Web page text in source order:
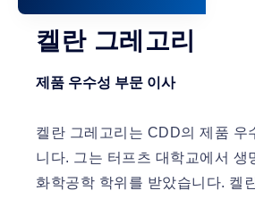
켈란 그레고리
제품 우수성 부문 이사
켈란 그레고리는 CDD의 제품 우
니다. 그는 터프츠 대학교에서 생
화학공학 학위를 받았습니다. 켈